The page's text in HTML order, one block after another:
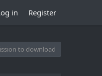
in Register
to download